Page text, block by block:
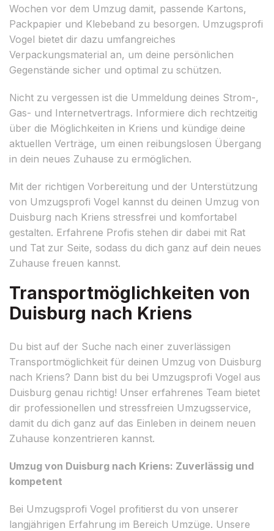
Wochen vor dem Umzug damit, passende Kartons,
Packpapier und Klebeband zu besorgen. Umzugsprofi
Vogel bietet dir dazu umfangreiches
Verpackungsmaterial an, um deine persönlichen
Gegenstände sicher und optimal zu schützen.
Nicht zu vergessen ist die Ummeldung deines Strom-,
Gas- und Internetvertrags. Informiere dich rechtzeitig
über die Möglichkeiten in Kriens und kündige deine
aktuellen Verträge, um einen reibungslosen Übergang
in dein neues Zuhause zu ermöglichen.
Mit der richtigen Vorbereitung und der Unterstützung
von Umzugsprofi Vogel kannst du deinen Umzug von
Duisburg nach Kriens stressfrei und komfortabel
gestalten. Erfahrene Profis stehen dir dabei mit Rat
und Tat zur Seite, sodass du dich ganz auf dein neues
Zuhause freuen kannst.
Transportmöglichkeiten von
Duisburg nach Kriens
Du bist auf der Suche nach einer zuverlässigen
Transportmöglichkeit für deinen Umzug von Duisburg
nach Kriens? Dann bist du bei Umzugsprofi Vogel aus
Duisburg genau richtig! Unser erfahrenes Team bietet
dir professionellen und stressfreien Umzugsservice,
damit du dich ganz auf das Einleben in deinem neuen
Zuhause konzentrieren kannst.
Umzug von Duisburg nach Kriens: Zuverlässig und
kompetent
Bei Umzugsprofi Vogel profitierst du von unserer
langjährigen Erfahrung im Bereich Umzüge. Unsere